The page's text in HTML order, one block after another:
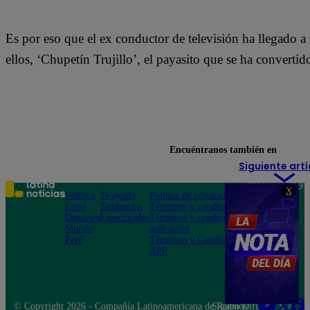
X
Es por eso que el ex conductor de televisión ha llegado
ellos, ‘Chupetín Trujillo’, el payasito que se ha
Siguiente
Encuéntranos también en
Política
Lima
Deportes
Mundo
Perú
Te ayudo
Tendencias
Espectáculos
Política de privacidad
Términos y condiciones
Términos y condiciones
aplicación
Términos y Condiciones
APP
Teléfono: 219
Av. San
Felipe 968
Jesús María
© Copyright 2026 - Compañía Latinoamericana de Radio Difusión S.A.
Síguenos